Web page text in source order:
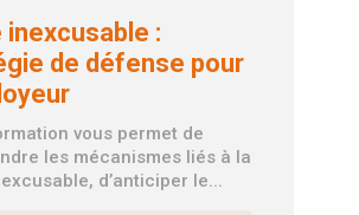
inexcusable :
de défense pour
vous permet de
les mécanismes liés à la
d’anticiper le...